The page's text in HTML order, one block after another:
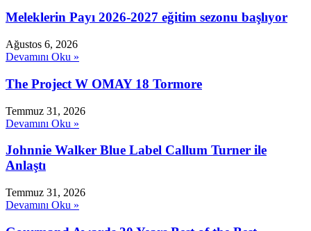
Meleklerin Payı 2026-2027 eğitim sezonu başlıyor
Ağustos 6, 2026
Devamını Oku »
The Project W OMAY 18 Tormore
Temmuz 31, 2026
Devamını Oku »
Johnnie Walker Blue Label Callum Turner ile
Anlaştı
Temmuz 31, 2026
Devamını Oku »